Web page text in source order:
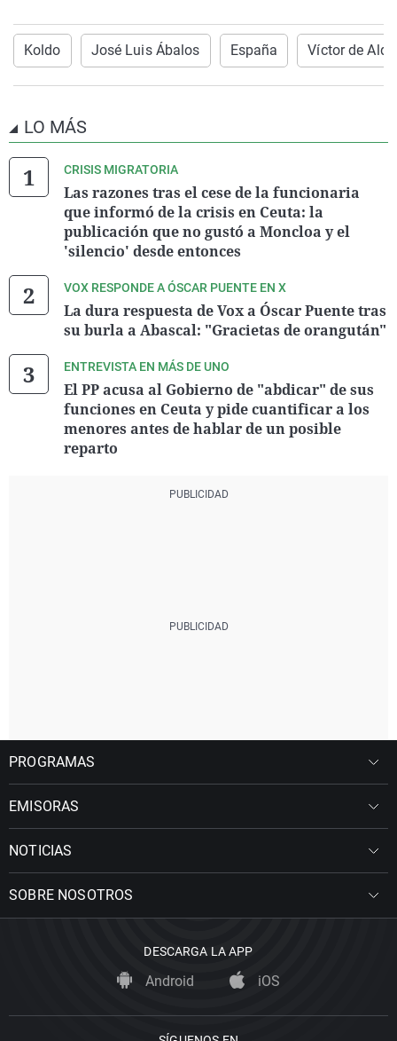
Koldo José Luis Ábalos España Víctor de
LO MÁS
CRISIS MIGRATORIA
Las razones tras el cese de la funcionaria
que informó de la crisis en Ceuta: la
publicación que no gustó a Moncloa y el
'silencio' desde entonces
VOX RESPONDE A ÓSCAR PUENTE EN X
La dura respuesta de Vox a Óscar Puente tras
su burla a Abascal: "Gracietas de orangután"
ENTREVISTA EN MÁS DE UNO
El PP acusa al Gobierno de "abdicar" de sus
funciones en Ceuta y pide cuantificar a los
menores antes de hablar de un posible
reparto
PROGRAMAS
EMISORAS
NOTICIAS
SOBRE NOSOTROS
DESCARGA LA APP
Android iOS